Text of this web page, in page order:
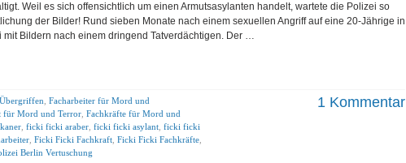
Weil es sich offensichtlich um einen Armutsasylanten handelt, wartete die Polizei so
der Bilder! Rund sieben Monate nach einem sexuellen Angriff auf eine 20-Jährige in
mit Bildern nach einem dringend Tatverdächtigen. Der …
Facharbeiter für Mord und
für Mord und Terror Fachkräfte für Mord und
ficki ficki araber ficki ficki asylant ficki ficki
Ficki Ficki Fachkraft Ficki Ficki Fachkräfte
Berlin Vertuschung
1 Kommentar